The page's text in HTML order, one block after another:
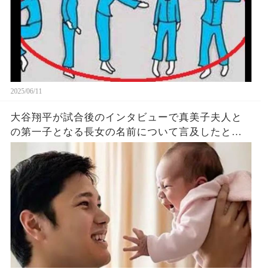
2025/06/11
大谷翔平が試合後のインタビューで真美子夫人と
の第一子となる長女の名前について言及したと話
題に！山本由伸や佐々木朗希は知ってそう！